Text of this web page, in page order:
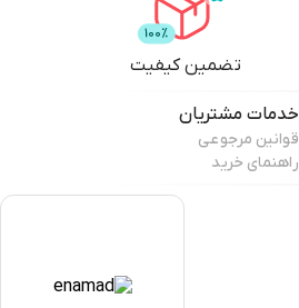
تضمین کیفیت
خدمات مشتریان
قوانین مرجوعی
راهنمای خرید